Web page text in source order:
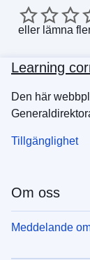
eller lämna
Learning
Den här
Tillgänglighet
Om oss
Meddelande